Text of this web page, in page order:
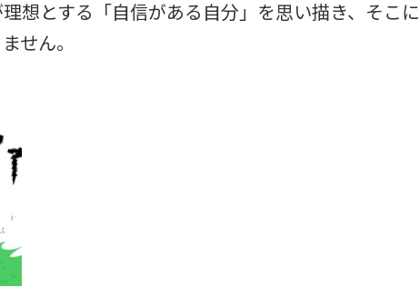
想とする「自信がある自分」を思い描き、そこに
せん。